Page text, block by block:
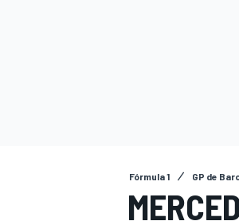
Fórmula 1 GP de